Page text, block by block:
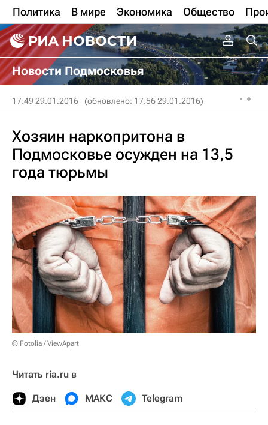
Политика В мире Экономика Общество
Новости Подмосковья
17:49 29.01.2016 (обновлено: 17:56 29.01.2016)
Хозяин наркопритона в
Подмосковье осужден на 13,5
года тюрьмы
© Fotolia / ViewApart
Читать ria.ru в
Дзен МАКС Telegram